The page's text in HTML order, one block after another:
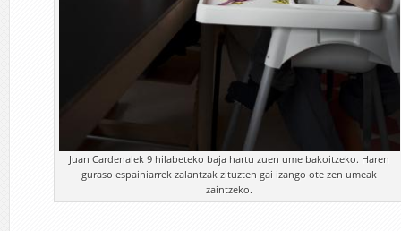
Juan Cardenalek 9 hilabeteko baja hartu zuen ume bakoitzeko. Haren
guraso espainiarrek zalantzak zituzten gai izango ote zen umeak
zaintzeko.